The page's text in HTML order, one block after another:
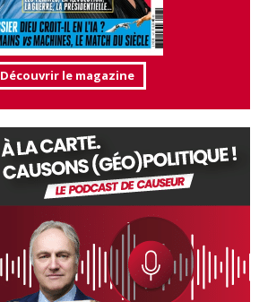
Découvrir le magazine